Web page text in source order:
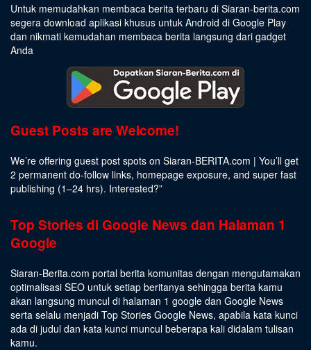
Untuk memudahkan membaca berita terbaru di Siaran-berita.com
segera download aplikasi khusus untuk Android di Google Play
dan nikmati kemudahan membaca berita langsung dari gadget
Anda
Guest Posts are Welcome!
We’re offering guest post spots on Siaran-BERITA.com | You’ll get
2 permanent do-follow links, homepage exposure, and super fast
publishing (1–24 hrs). Interested?”
Top Stories di Google News dan Halaman 1
Google
Siaran-Berita.com portal berita komunitas dengan mengutamakan
optimalisasi SEO untuk setiap beritanya sehingga berita kamu
akan langsung muncul di halaman 1 google dan Google News
serta selalu menjadi Top Stories Google News, apabila kata kunci
ada di judul dan kata kunci muncul beberapa kali didalam tulisan
kamu.